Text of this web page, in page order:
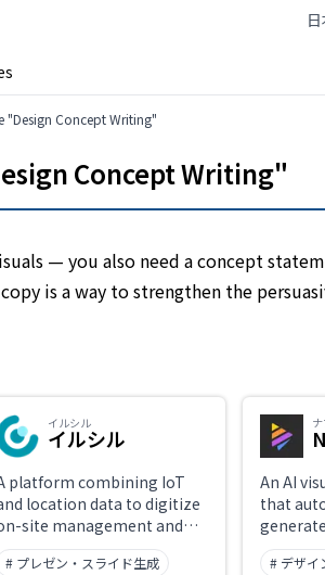
"Design Concept Writing"
Concept Writing"
— you also need a concept
is a way to strengthen the
イルシル
イルシル
platform combining IoT
location data to digitize
site management and
work records in construction
manufacturing.
# プレゼン・スライド生成
An AI
that
and
pasted
# デザイ